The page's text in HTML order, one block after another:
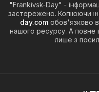
"Frankivsk-Day" -
застережено. Копіюючи
day.com обов'язково
нашого ресурсу. А повне
лише з